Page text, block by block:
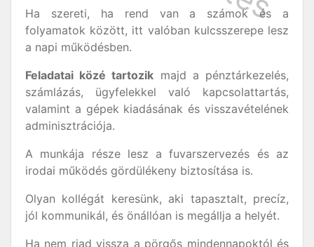
Ha szereti, ha rend van a számok és a
folyamatok között, itt valóban kulcsszerepe lesz
a napi működésben.
Feladatai közé tartozik majd a pénztárkezelés,
számlázás, ügyfelekkel való kapcsolattartás,
valamint a gépek kiadásának és visszavételének
adminisztrációja.
A munkája része lesz a fuvarszervezés és az
irodai működés gördülékeny biztosítása is.
Olyan kollégát keresünk, aki tapasztalt, precíz,
jól kommunikál, és önállóan is megállja a helyét.
Ha nem riad vissza a pörgős mindennapoktól és